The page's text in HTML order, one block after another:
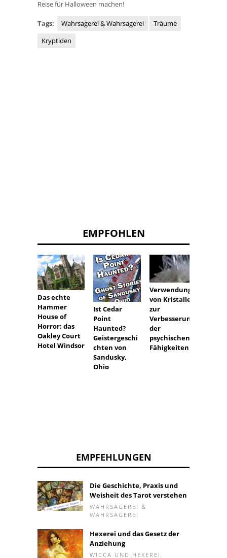
Reise für Halloween machen!
Tags: Wahrsagerei & Wahrsagerei
Träume
Kryptiden
EMPFOHLEN
Das echte
Hammer
House of
Horror: das
Oakley Court
Hotel Windsor
Ist Cedar
Point
Haunted?
Geistergeschi
chten von
Sandusky,
Ohio
Verwendung
von Kristallen
zur
Verbesserung
der
psychischen
Fähigkeiten
EMPFEHLUNGEN
Die Geschichte, Praxis und
Weisheit des Tarot verstehen
WAHRSAGEREI &
WAHRSAGEREI
Hexerei und das Gesetz der
Anziehung
WICCA UND HEXEREI